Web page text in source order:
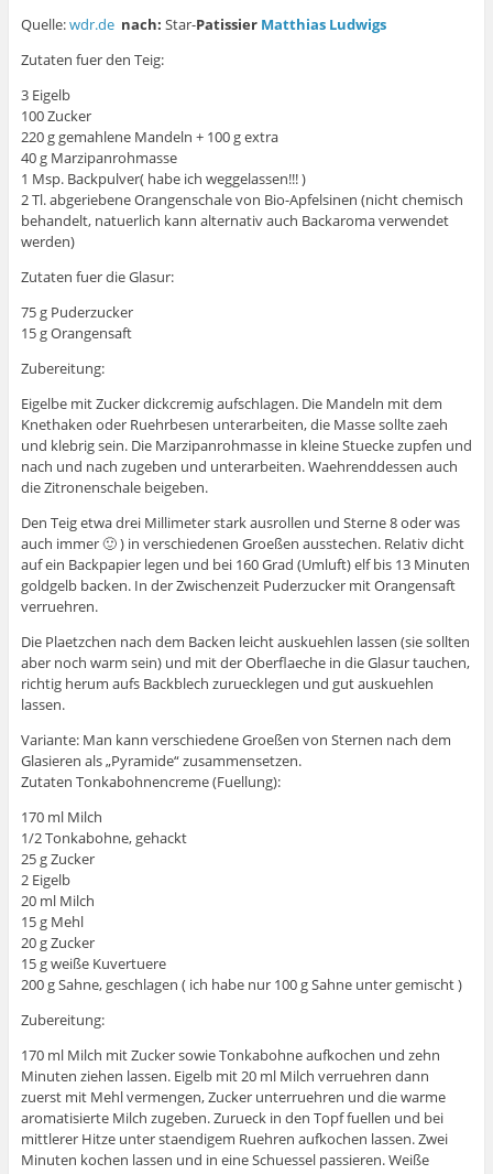
Quelle:wdr.de nach: Star-Patissier Matthias Ludwigs
Zutaten fuer den Teig:
3 Eigelb
100 Zucker
220 g gemahlene Mandeln + 100 g extra
40 g Marzipanrohmasse
1 Msp. Backpulver( habe ich weggelassen!!! )
2 Tl. abgeriebene Orangenschale von Bio-Apfelsinen (nicht chemisch
behandelt, natuerlich kann alternativ auch Backaroma verwendet
werden)
Zutaten fuer die Glasur:
75 g Puderzucker
15 g Orangensaft
Zubereitung:
Eigelbe mit Zucker dickcremig aufschlagen. Die Mandeln mit dem
Knethaken oder Ruehrbesen unterarbeiten, die Masse sollte zaeh
und klebrig sein. Die Marzipanrohmasse in kleine Stuecke zupfen und
nach und nach zugeben und unterarbeiten. Waehrenddessen auch
die Zitronenschale beigeben.
Den Teig etwa drei Millimeter stark ausrollen und Sterne 8 oder was
auch immer 🙂 ) in verschiedenen Groeßen ausstechen. Relativ dicht
auf ein Backpapier legen und bei 160 Grad (Umluft) elf bis 13 Minuten
goldgelb backen. In der Zwischenzeit Puderzucker mit Orangensaft
verruehren.
Die Plaetzchen nach dem Backen leicht auskuehlen lassen (sie sollten
aber noch warm sein) und mit der Oberflaeche in die Glasur tauchen,
richtig herum aufs Backblech zuruecklegen und gut auskuehlen
lassen.
Variante: Man kann verschiedene Groeßen von Sternen nach dem
Glasieren als „Pyramide“ zusammensetzen.
Zutaten Tonkabohnencreme (Fuellung):
170 ml Milch
1/2 Tonkabohne, gehackt
25 g Zucker
2 Eigelb
20 ml Milch
15 g Mehl
20 g Zucker
15 g weiße Kuvertuere
200 g Sahne, geschlagen ( ich habe nur 100 g Sahne unter gemischt )
Zubereitung:
170 ml Milch mit Zucker sowie Tonkabohne aufkochen und zehn
Minuten ziehen lassen. Eigelb mit 20 ml Milch verruehren dann
zuerst mit Mehl vermengen, Zucker unterruehren und die warme
aromatisierte Milch zugeben. Zurueck in den Topf fuellen und bei
mittlerer Hitze unter staendigem Ruehren aufkochen lassen. Zwei
Minuten kochen lassen und in eine Schuessel passieren. Weiße